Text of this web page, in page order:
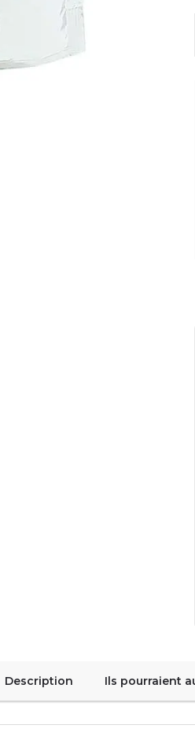
Description Ils pourraient